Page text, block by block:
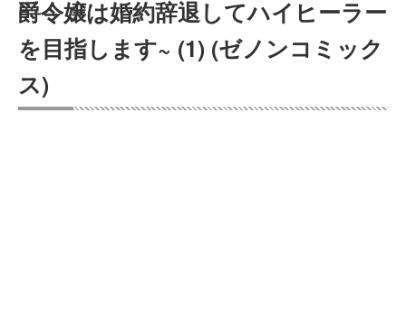
Myシェルフ
プレミアム
爵令嬢は婚約辞退してハイヒーラー
を目指します~ (1) (ゼノンコミック
ス)